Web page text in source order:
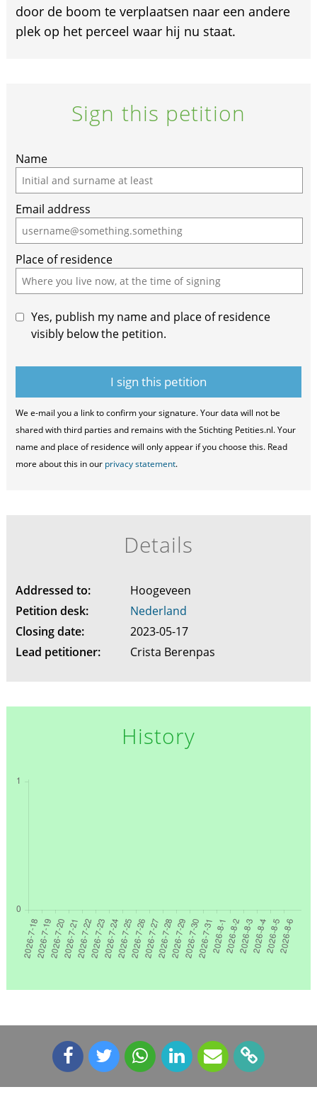
door de boom te verplaatsen naar een andere
plek op het perceel waar hij nu staat.
Sign this petition
If
you
are
a
human,
ignore
this
field
Name
Email address
Place of residence
Yes, publish my name and place of residence
visibly below the petition.
We e-mail you a link to confirm your signature. Your data will not be
shared with third parties and remains with the Stichting Petities.nl. Your
name and place of residence will only appear if you choose this. Read
more about this in our privacy statement.
Details
Addressed to:
Hoogeveen
Petition desk:
Nederland
Closing date:
2023-05-17
Lead petitioner:
Crista Berenpas
History